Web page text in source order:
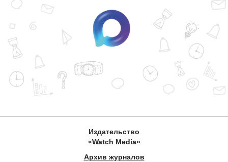
Издательство
«Watch Media»
Архив журналов